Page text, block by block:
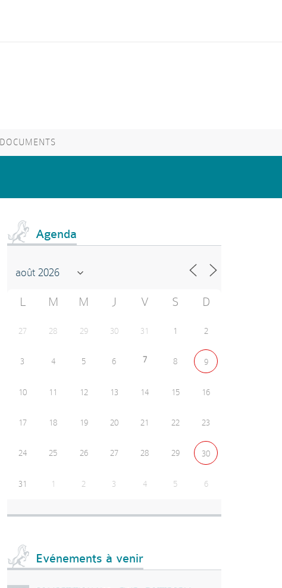
DOCUMENTS
Agenda
L M M J V S D
27 28 29 30 31 1 2
3 4 5 6 7 8 9
10 11 12 13 14 15 16
17 18 19 20 21 22 23
24 25 26 27 28 29 30
31 1 2 3 4 5 6
Evénements à venir